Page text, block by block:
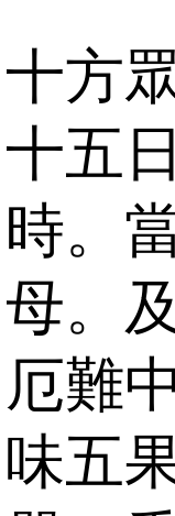
十方
十五
時。
母。
厄難
味五